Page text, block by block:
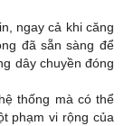
ngay cả khi căng
đã sẵn sàng để
dây chuyền đóng
thống mà có thể
phạm vi rộng của